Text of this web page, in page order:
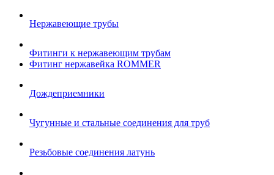
Нержавеющие трубы
Фитинги к нержавеющим трубам
Фитинг нержавейка ROMMER
Дождеприемники
Чугунные и стальные соединения для труб
Резьбовые соединения латунь